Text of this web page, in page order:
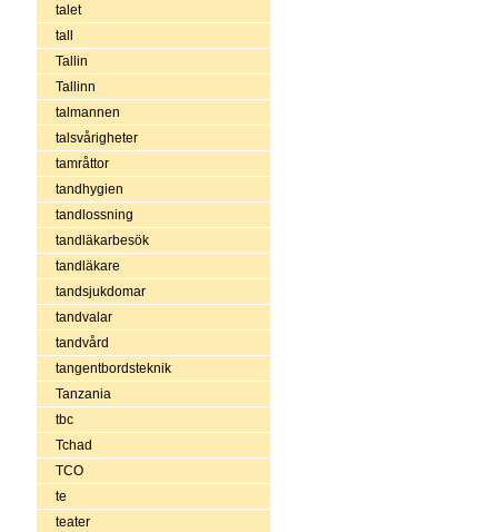
talet
tall
Tallin
Tallinn
talmannen
talsvårigheter
tamråttor
tandhygien
tandlossning
tandläkarbesök
tandläkare
tandsjukdomar
tandvalar
tandvård
tangentbordsteknik
Tanzania
tbc
Tchad
TCO
te
teater